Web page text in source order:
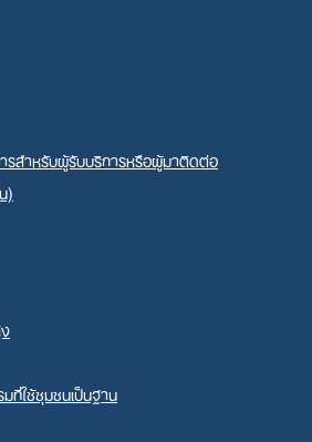
รสำหรับผู้รับบริการหรือผู้มาติดต่อ
)
ใช้ชุมชนเป็นฐาน